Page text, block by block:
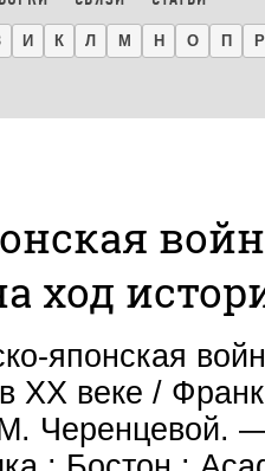
И К Л М Н О П Р
ход
японская
XX веке /
М. Черенцевой.